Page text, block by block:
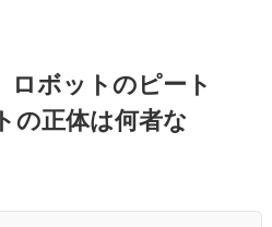
ロボットのピート
の正体は何者な